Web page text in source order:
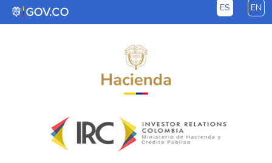
Saltar al contenido principal ES EN